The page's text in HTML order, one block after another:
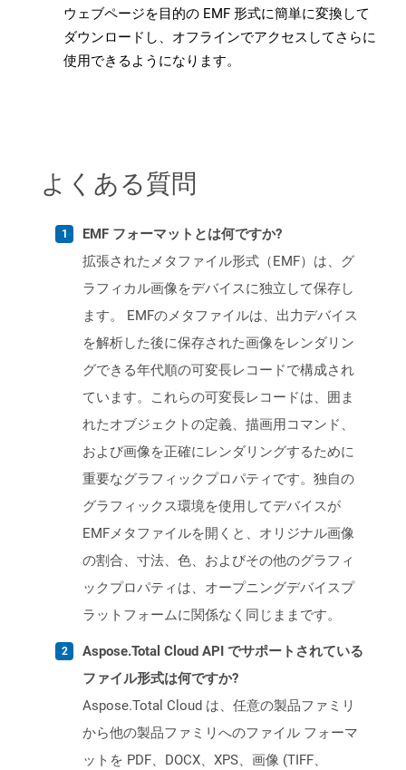
ウェブページを目的の EMF 形式に簡単に変換して
ダウンロードし、オフラインでアクセスしてさらに
使用できるようになります。
よくある質問
EMF フォーマットとは何ですか?
拡張されたメタファイル形式（EMF）は、グ
ラフィカル画像をデバイスに独立して保存し
ます。 EMFのメタファイルは、出力デバイス
を解析した後に保存された画像をレンダリン
グできる年代順の可変長レコードで構成され
ています。これらの可変長レコードは、囲ま
れたオブジェクトの定義、描画用コマンド、
および画像を正確にレンダリングするために
重要なグラフィックプロパティです。独自の
グラフィックス環境を使用してデバイスが
EMFメタファイルを開くと、オリジナル画像
の割合、寸法、色、およびその他のグラフィ
ックプロパティは、オープニングデバイスプ
ラットフォームに関係なく同じままです。
Aspose.Total Cloud API でサポートされている
ファイル形式は何ですか?
Aspose.Total Cloud は、任意の製品ファミリ
から他の製品ファミリへのファイル フォーマ
ットを PDF、DOCX、XPS、画像 (TIFF、